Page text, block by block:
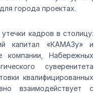
города проектах.
кадров в столицу:
капитал «КАМАЗу» и
компании, Набережных
суверенитета
квалифицированных
взаимодействует с